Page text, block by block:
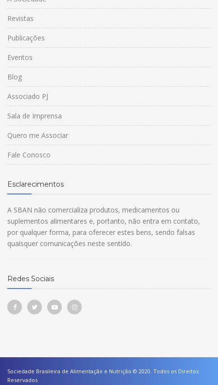
Revistas
Publicações
Eventos
Blog
Associado PJ
Sala de Imprensa
Quero me Associar
Fale Conosco
Esclarecimentos
A SBAN não comercializa produtos, medicamentos ou
suplementos alimentares e, portanto, não entra em contato,
por qualquer forma, para oferecer estes bens, sendo falsas
quaisquer comunicações neste sentido.
Redes Sociais
Sociedade Brasileira de Alimentação e Nutrição © 2020. Todos os Direitos
Reservados